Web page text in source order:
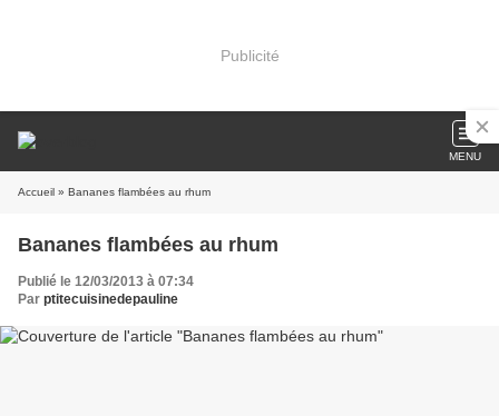
Publicité
MENU
Accueil » Bananes flambées au rhum
Bananes flambées au rhum
Publié le 12/03/2013 à 07:34
Par ptitecuisinedepauline